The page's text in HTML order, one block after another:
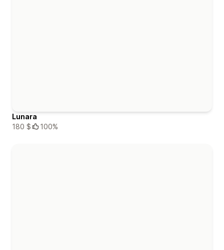
Lunara
180 $
100%